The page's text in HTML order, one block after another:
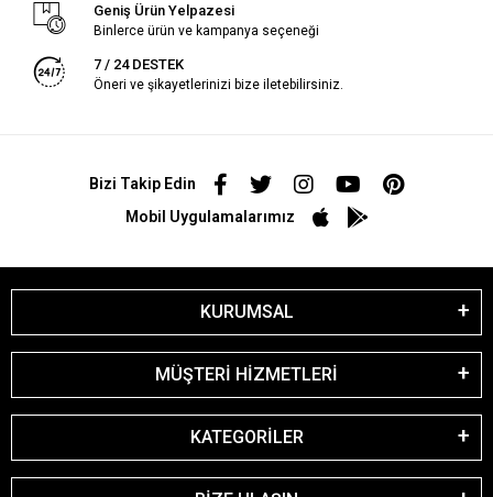
Geniş Ürün Yelpazesi
Binlerce ürün ve kampanya seçeneği
7 / 24 DESTEK
Öneri ve şikayetlerinizi bize iletebilirsiniz.
Bizi Takip Edin
Mobil Uygulamalarımız
KURUMSAL
MÜŞTERİ HİZMETLERİ
KATEGORİLER